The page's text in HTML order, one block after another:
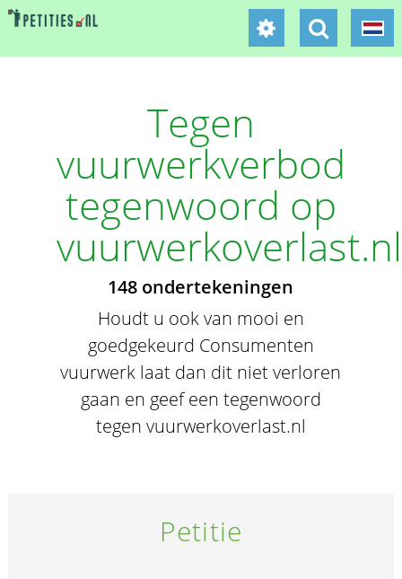
Tegen
vuurwerkverbod
tegenwoord op
vuurwerkoverlast.nl
148 ondertekeningen
Houdt u ook van mooi en
goedgekeurd Consumenten
vuurwerk laat dan dit niet verloren
gaan en geef een tegenwoord
tegen vuurwerkoverlast.nl
Petitie